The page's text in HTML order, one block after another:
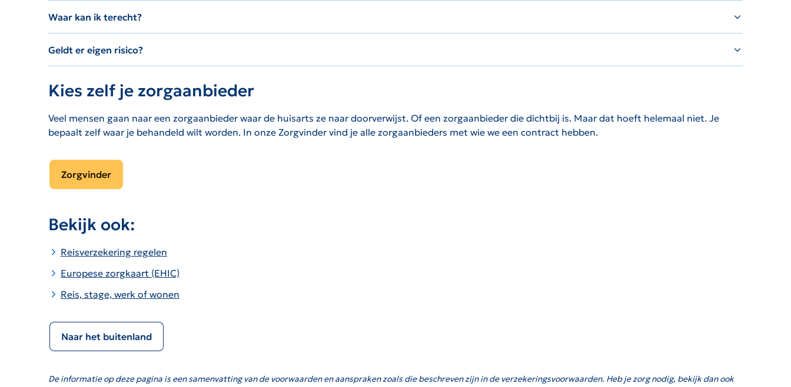
Waar kan ik terecht?
Geldt er eigen risico?
Kies zelf je zorgaanbieder
Veel mensen gaan naar een zorgaanbieder waar de huisarts ze naar doorverwijst. Of een zorgaanbieder die dichtbij is. Maar dat hoeft helemaal niet. Je
bepaalt zelf waar je behandeld wilt worden. In onze Zorgvinder vind je alle zorgaanbieders met wie we een contract hebben.
Zorgvinder
Bekijk ook:
Reisverzekering regelen
Europese zorgkaart (EHIC)
Reis, stage, werk of wonen
Naar het buitenland
De informatie op deze pagina is een samenvatting van de voorwaarden en aanspraken zoals die beschreven zijn in de verzekeringsvoorwaarden. Heb je zorg nodig, bekijk dan ook